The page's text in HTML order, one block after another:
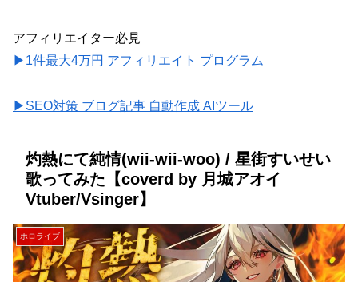
アフィリエイター必見
▶1件最大4万円 アフィリエイト プログラム
▶SEO対策 ブログ記事 自動作成 AIツール
灼熱にて純情(wii-wii-woo) / 星街すいせい
歌ってみた【coverd by 月城アオイ
Vtuber/Vsinger】
ホロライブ